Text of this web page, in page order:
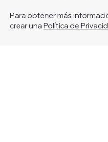
Para obtener más
crear una Política de